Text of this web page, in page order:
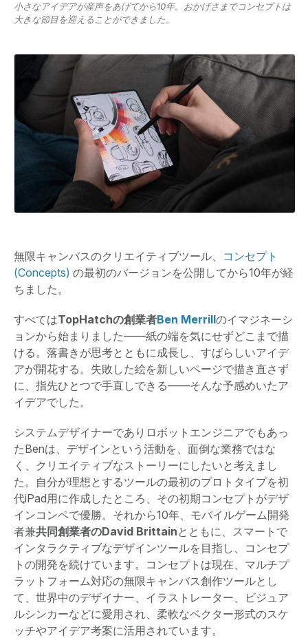
小さなアイデアが産声をあげてから10年。おかげさまでコンセプトは
大きな節目を迎えることができました。
無限キャンバスのクリエイティブツール、 コンセプト
(Concepts) の最初のバージョンを公開してから10年が経
ちました。
すべてはTopHatchの創業者Ben Merrillのイマジネーシ
ョンから始まりました――紙の端を気にせずどこまで描
ける。落書きが思考とともに成長し、すばらしいアイデ
アが開花する。失敗した絵を新しいページで描き直さず
に、指先ひとつで手直しできる――そんな予感めいたア
イデアでした。
システムデザイナーでありロボットエンジニアでもあっ
たBenは、デザインという活動を、面倒な業務ではな
く、クリエイティブなストーリーにしたいと考えまし
た。自分が理想とするツールの最初のプロトタイプを初
代iPad用に作成したところ、その初期コンセプトがデザ
インコンペで優勝。それから10年、モバイルゲーム開発
者兼共同創業者のDavid Brittainとともに、スマートで
インタラクティブなデザインツールを目指し、コンセプ
トの開発を続けています。コンセプトは現在、マルチプ
ラットフォーム対応の無限キャンバス創作ツールとし
て、世界中のデザイナー、イラストレーター、ビジュア
ルシンカーなどに愛用され、柔軟なベクター形式のスケ
ッチやアイデア考案に活用されています。